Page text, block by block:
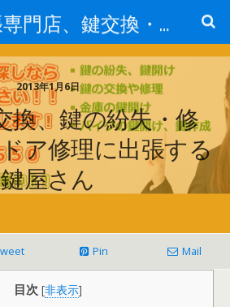
鍵の出張専門店、鍵交換・修理が格安料金/東京・埼玉・さいたま市
2013年1月6日
換、鍵の紛失・修
ア修理に出張する
鍵屋さん
Pin Mail
目次 [非表示]